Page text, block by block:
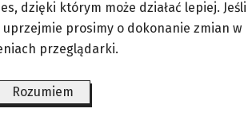
mniej więcej znaczy
mogą zdjąć maseczki – to
się przede wszystkim przy
dzięki którym może działać lepiej. Jeśli
uprzejmie prosimy o dokonanie zmian w
przeglądarki.
Rozumiem